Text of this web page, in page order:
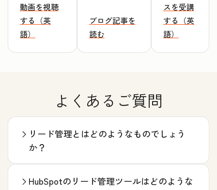
動画を視聴
する（英
語）
ブログ記事を
読む
スを受講
する（英
語）
よくあるご質問
リード管理とはどのようなものでしょう
か？
HubSpotのリード管理ツールはどのような